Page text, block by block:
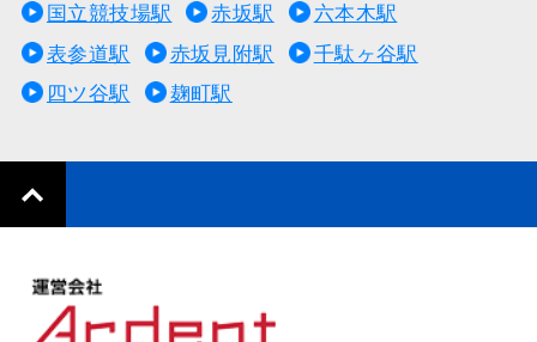
国立競技場駅
赤坂駅
六本木駅
表参道駅
赤坂見附駅
千駄ヶ谷駅
四ツ谷駅
麹町駅